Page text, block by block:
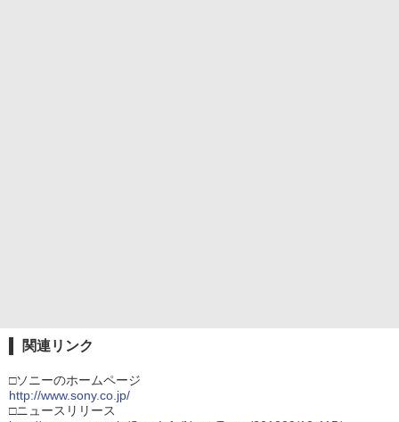
関連リンク
□ソニーのホームページ
http://www.sony.co.jp/
□ニュースリリース